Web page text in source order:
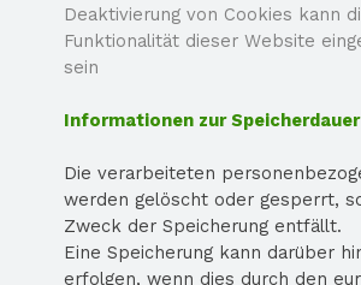
Deaktivierung von Cookies kann
Funktionalität dieser Website
sein
Informationen zur
Die verarbeiteten
werden gelöscht oder gesperrt,
Zweck der Speicherung entfällt.
Eine Speicherung kann darüber
erfolgen, wenn dies durch den